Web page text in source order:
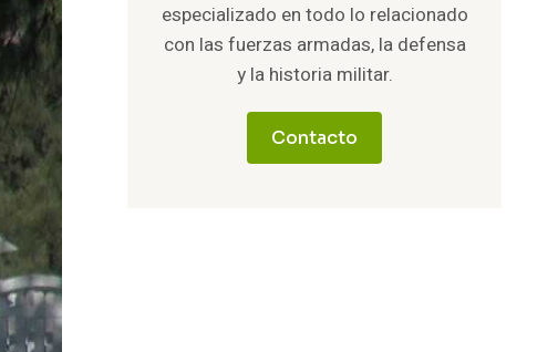
especializado en todo lo relacionado
con las fuerzas armadas, la defensa
y la historia militar.
Contacto